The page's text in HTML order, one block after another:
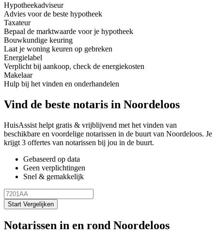
Hypotheekadviseur
Advies voor de beste hypotheek
Taxateur
Bepaal de marktwaarde voor je hypotheek
Bouwkundige keuring
Laat je woning keuren op gebreken
Energielabel
Verplicht bij aankoop, check de energiekosten
Makelaar
Hulp bij het vinden en onderhandelen
Vind de beste notaris in Noordeloos
HuisAssist helpt gratis & vrijblijvend met het vinden van
beschikbare en voordelige notarissen in de buurt van Noordeloos. Je
krijgt 3 offertes van notarissen bij jou in de buurt.
Gebaseerd op data
Geen verplichtingen
Snel & gemakkelijk
Start Vergelijken
Notarissen in en rond Noordeloos